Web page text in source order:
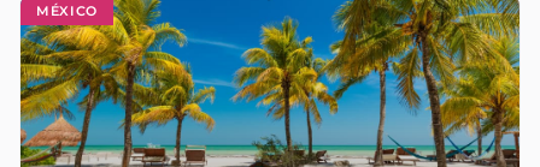
MÉXICO